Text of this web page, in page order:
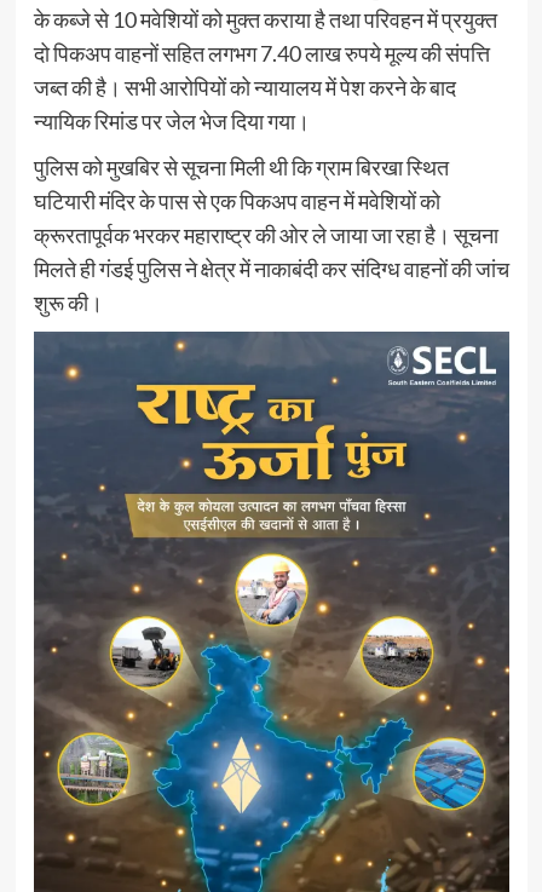
के कब्जे से 10 मवेशियों को मुक्त कराया है तथा परिवहन में प्रयुक्त
दो पिकअप वाहनों सहित लगभग 7.40 लाख रुपये मूल्य की संपत्ति
जब्त की है। सभी आरोपियों को न्यायालय में पेश करने के बाद
न्यायिक रिमांड पर जेल भेज दिया गया।
पुलिस को मुखबिर से सूचना मिली थी कि ग्राम बिरखा स्थित
घटियारी मंदिर के पास से एक पिकअप वाहन में मवेशियों को
क्रूरतापूर्वक भरकर महाराष्ट्र की ओर ले जाया जा रहा है। सूचना
मिलते ही गंडई पुलिस ने क्षेत्र में नाकाबंदी कर संदिग्ध वाहनों की जांच
शुरू की।